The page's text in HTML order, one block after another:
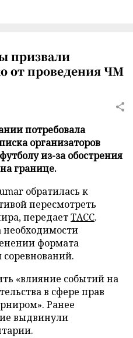
призвали
от проведения ЧМ
потребовала
организаторов
из-за обострения
границе.
обратилась к
пересмотреть
передаетТАСС.
необходимости
формата
соревнований.
«влияние событий на
в сфере прав
Ранее
выдвинули